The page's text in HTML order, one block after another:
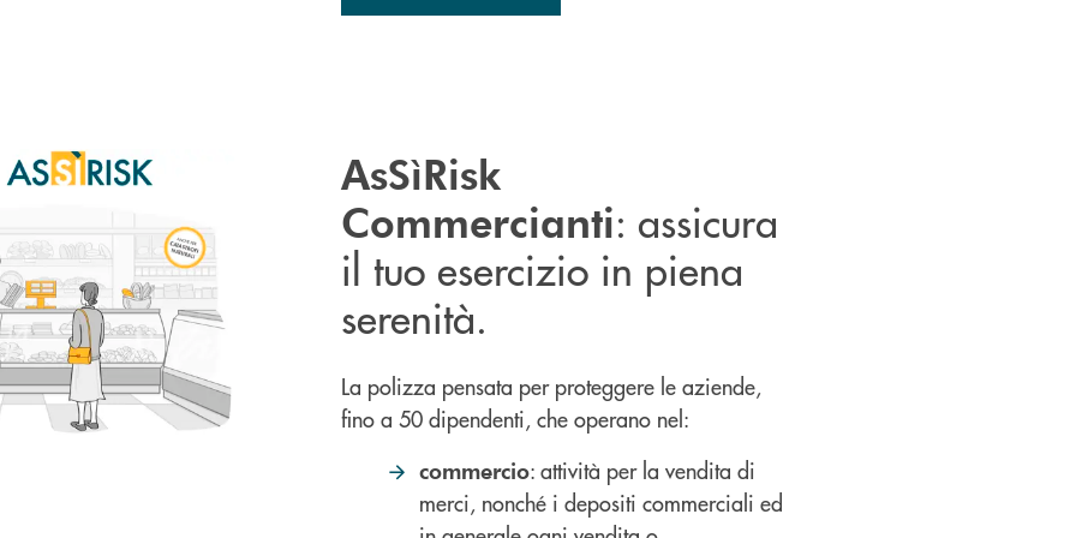
AsSìRisk
Commercianti: assicura
il tuo esercizio in piena
serenità.
La polizza pensata per proteggere le aziende,
fino a 50 dipendenti, che operano nel:
commercio: attività per la vendita di
merci, nonché i depositi commerciali ed